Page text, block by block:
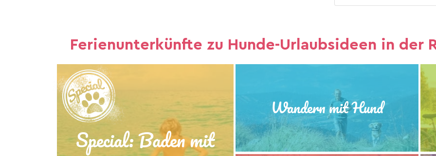
Ferienunterkünfte zu Hunde-Urlaubsideen in der
Special: Baden mit
Wandern mit Hund